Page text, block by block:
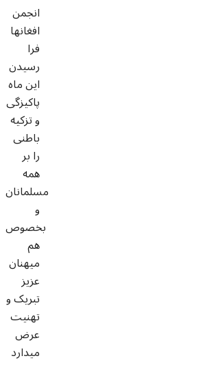
انجمن
افغانها
فرا
رسیدن
این ماه
پاکیزگی
و تزکیه
باطنی
را بر
همه
مسلمانان
و
بخصوص
هم
میهنان
عزیز
تبریک و
تهنیت
عرض
میدارد